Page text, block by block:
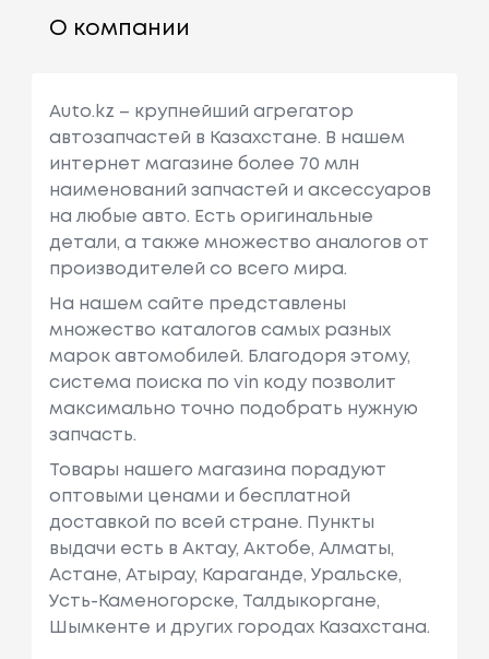
О компании
Auto.kz – крупнейший агрегатор
автозапчастей в Казахстане. В нашем
интернет магазине более 70 млн
наименований запчастей и аксессуаров
на любые авто. Есть оригинальные
детали, а также множество аналогов от
производителей со всего мира.
На нашем сайте представлены
множество каталогов самых разных
марок автомобилей. Благодоря этому,
система поиска по vin коду позволит
максимально точно подобрать нужную
запчасть.
Товары нашего магазина порадуют
оптовыми ценами и бесплатной
доставкой по всей стране. Пункты
выдачи есть в Актау, Актобе, Алматы,
Астане, Атырау, Караганде, Уральске,
Усть-Каменогорске, Талдыкоргане,
Шымкенте и других городах Казахстана.